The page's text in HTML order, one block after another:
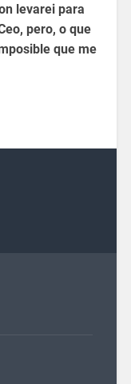
levarei para
pero, o que
que me